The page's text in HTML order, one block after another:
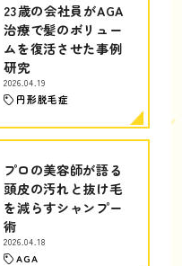
23歳の会社員がAGA
治療で髪のボリュー
ムを復活させた事例
研究
2026.04.19
円形脱毛症
プロの美容師が語る
頭皮の汚れと抜け毛
を減らすシャンプー
術
2026.04.18
AGA